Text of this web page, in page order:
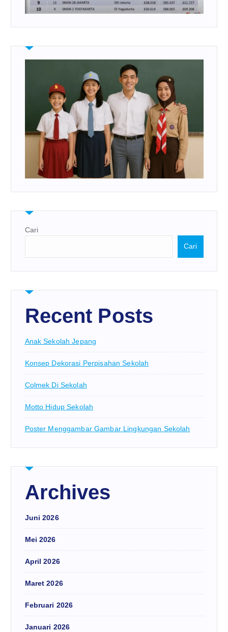
Cari
Cari
Recent Posts
Anak Sekolah Jepang
Konsep Dekorasi Perpisahan Sekolah
Colmek Di Sekolah
Motto Hidup Sekolah
Poster Menggambar Gambar Lingkungan Sekolah
Archives
Juni 2026
Mei 2026
April 2026
Maret 2026
Februari 2026
Januari 2026